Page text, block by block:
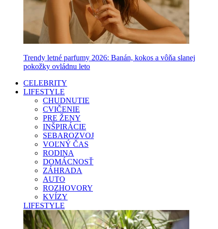
Trendy letné parfumy 2026: Banán, kokos a vôňa slanej
pokožky ovládnu leto
CELEBRITY
LIFESTYLE
CHUDNUTIE
CVIČENIE
PRE ŽENY
INŠPIRÁCIE
SEBAROZVOJ
VOĽNÝ ČAS
RODINA
DOMÁCNOSŤ
ZÁHRADA
AUTO
ROZHOVORY
KVÍZY
LIFESTYLE